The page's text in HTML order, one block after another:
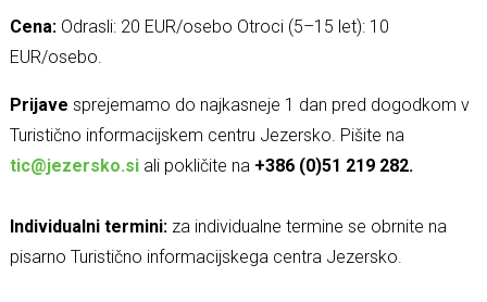
Cena:Odrasli: 20 EUR/osebo Otroci (5–15 let): 10
EUR/osebo.
Prijave sprejemamo do najkasneje 1 dan pred dogodkom v
Turistično informacijskem centru Jezersko. Pišite na
tic@jezersko.siali pokličite na +386 (0)51 219 282.
Individualni termini:za individualne termine se obrnite na
pisarno Turistično informacijskega centra Jezersko.